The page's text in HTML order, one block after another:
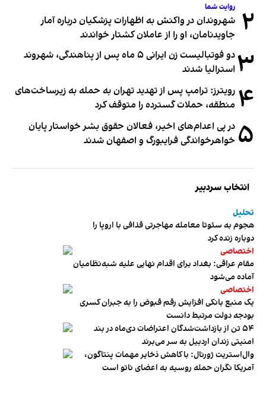
۲ روایت شما
شهروندان در واکنش به اظهارات پزشکیان درباره آمار
جاویدنامان، او را از عاملان کشتار خواندند
۳
دو فوتبالیست زن ایرانی ۵ ماه پس از پناهندگی، شهروند
استرالیا شدند
۴ رویترز: ترامپ پس از تهدید تهران به حمله به زیرساخت‌های
منطقه، حملات گسترده را متوقف کرد
۵ در پی اعدام‌های اخیر، فعالان حقوق بشر خواستار پایان
خواهرخواندگی فرایبورگ و اصفهان شدند
انتخاب سردبیر
تحلیل
هجوم به سئوتا معامله مهاجرتی قذافی با اروپا را
دوباره زنده کرد
اختصاصی
مقام عراقی: بغداد برای اقدام نهایی علیه شبه‌نظامیان
آماده می‌شود
اختصاصی
یک منبع بانکی افزایش رقم قبوض را به جبران کسری
بودجه دولت مرتبط دانست
۵۴ تن از بازداشت‌شدگان اعتراضات دی‌ماه در بند
امنیتی زندان اردبیل به سر می‌برند
وال‌استریت ژورنال: با کاهش ذخایر مهمات پنتاگون،
آمریکا نگران حمله روسیه به اعضای ناتو‌ است